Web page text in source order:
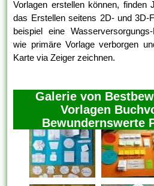
Vorlagen erstellen können, finden
das Erstellen seitens 2D- und 3D-
beispiel eine Wasserversorgungs-
wie primäre Vorlage verborgen
Karte via Zeiger zeichnen.
Galerie von
Vorlagen
Bewundernswerte